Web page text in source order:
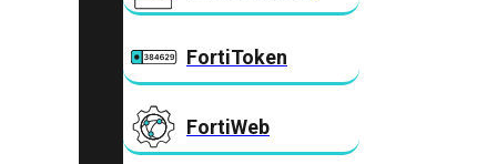
FortiToken
FortiWeb